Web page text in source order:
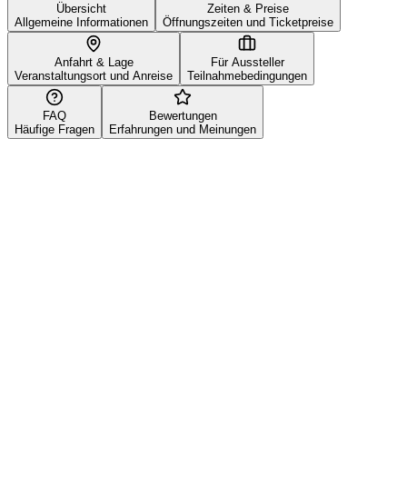
Übersicht
Allgemeine Informationen
Zeiten & Preise
Öffnungszeiten und Ticketpreise
Anfahrt & Lage
Veranstaltungsort und Anreise
Für Aussteller
Teilnahmebedingungen
FAQ
Häufige Fragen
Bewertungen
Erfahrungen und Meinungen